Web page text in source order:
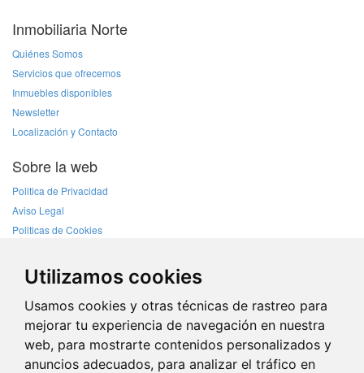
Utilizamos cookies
Usamos cookies y otras técnicas de rastreo para
mejorar tu experiencia de navegación en nuestra
web, para mostrarte contenidos personalizados y
anuncios adecuados, para analizar el tráfico en
Inmobiliaria Norte
Quiénes Somos
Servicios que ofrecemos
Inmuebles disponibles
Newsletter
Localización y Contacto
Sobre la web
Politica de Privacidad
Aviso Legal
Politicas de Cookies
Contacto
San Pedro 15 1º · 27001 · LUGO
TELF: +34 982 23 05 01
TELF: 604 083 604
E-MAIL: info@inorte.com